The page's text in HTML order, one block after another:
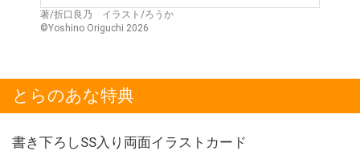
著/折口良乃 イラスト/ろうか
©Yoshino Origuchi 2026
とらのあな特典
書き下ろしSS入り両面イラストカード